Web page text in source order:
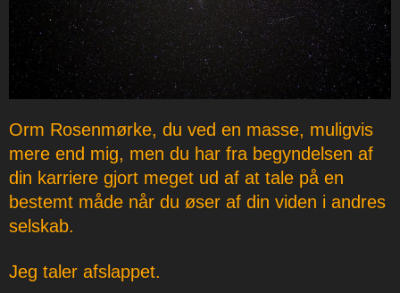
Orm Rosenmørke, du ved en masse, muligvis
mere end mig, men du har fra begyndelsen af
din karriere gjort meget ud af at tale på en
bestemt måde når du øser af din viden i andres
selskab.
Jeg taler afslappet.